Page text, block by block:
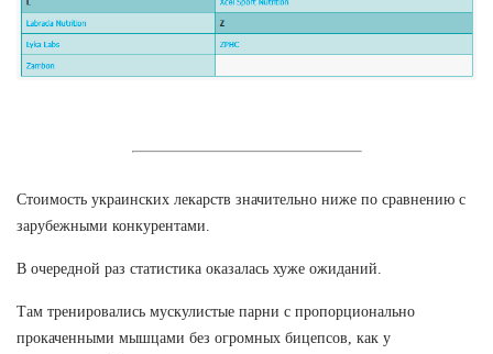
Стоимость украинских лекарств значительно ниже по сравнению с
зарубежными конкурентами.
В очередной раз статистика оказалась хуже ожиданий.
Там тренировались мускулистые парни с пропорционально
прокаченными мышцами без огромных бицепсов, как у